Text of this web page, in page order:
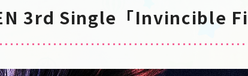
3rd Single「Invincible